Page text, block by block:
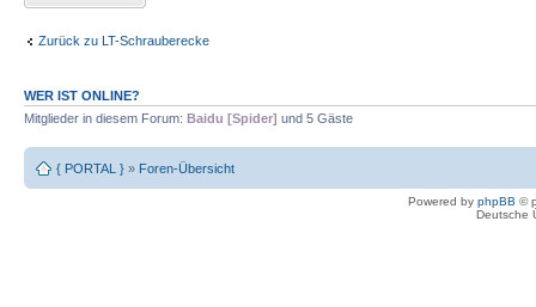
Zurück zu LT-Schrauberecke
WER IST ONLINE?
Mitglieder in diesem Forum: Baidu [Spider] und 5 Gäste
{ PORTAL } » Foren-Übersicht
Powered by phpBB ©
Deutsche